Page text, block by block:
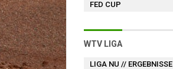
FED CUP
WTV LIGA
LIGA NU // ERGEBNISSE